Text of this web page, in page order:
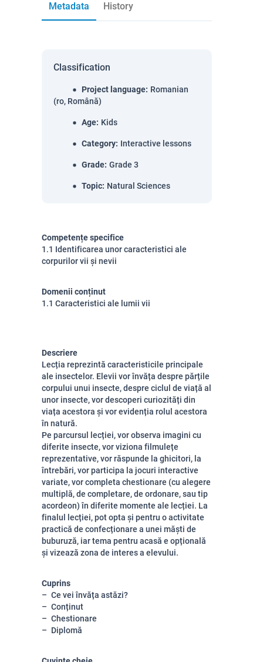
Metadata History
Classification
Project language: Romanian
(ro, Română)
Age: Kids
Category: Interactive lessons
Grade: Grade 3
Topic: Natural Sciences
Competențe specifice
1.1 Identificarea unor caracteristici ale
corpurilor vii și nevii
Domenii conținut
1.1 Caracteristici ale lumii vii
Descriere
Lecția reprezintă caracteristicile principale
ale insectelor. Elevii vor învăța despre părțile
corpului unui insecte, despre ciclul de viață al
unor insecte, vor descoperi curiozități din
viața acestora și vor evidenția rolul acestora
în natură.
Pe parcursul lecției, vor observa imagini cu
diferite insecte, vor viziona filmulețe
reprezentative, vor răspunde la ghicitori, la
întrebări, vor participa la jocuri interactive
variate, vor completa chestionare (cu alegere
multiplă, de completare, de ordonare, sau tip
acordeon) în diferite momente ale lecției. La
finalul lecției, pot opta și pentru o activitate
practică de confecționare a unei măști de
buburuză, iar tema pentru acasă e opțională
și vizează zona de interes a elevului.
Cuprins
Ce vei învăța astăzi?
Conținut
Chestionare
Diplomă